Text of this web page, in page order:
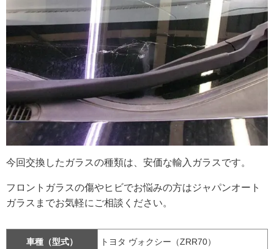
今回交換したガラスの種類は、安価な輸入ガラスです。
フロントガラスの傷やヒビでお悩みの方はジャパンオート
ガラスまでお気軽にご相談ください。
車種（型式） トヨタ ヴォクシー（ZRR70）